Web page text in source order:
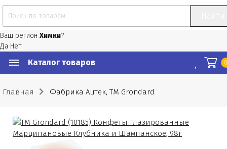
Ваш регион Химки?
Да Нет
Каталог товаров
Главная Фабрика Ацтек, ТМ Grondard